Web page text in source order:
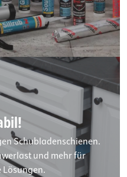
Schubladenschienen.
und mehr für